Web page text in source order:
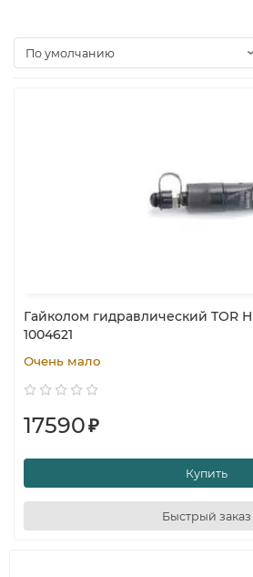
Гайколом гидравлический TOR
1004621
Очень мало
17590₽
Купить
Быстрый заказ